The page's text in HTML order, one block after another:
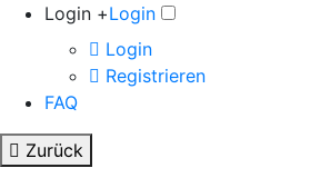
Login +Login
Login
Registrieren
FAQ
Zurück